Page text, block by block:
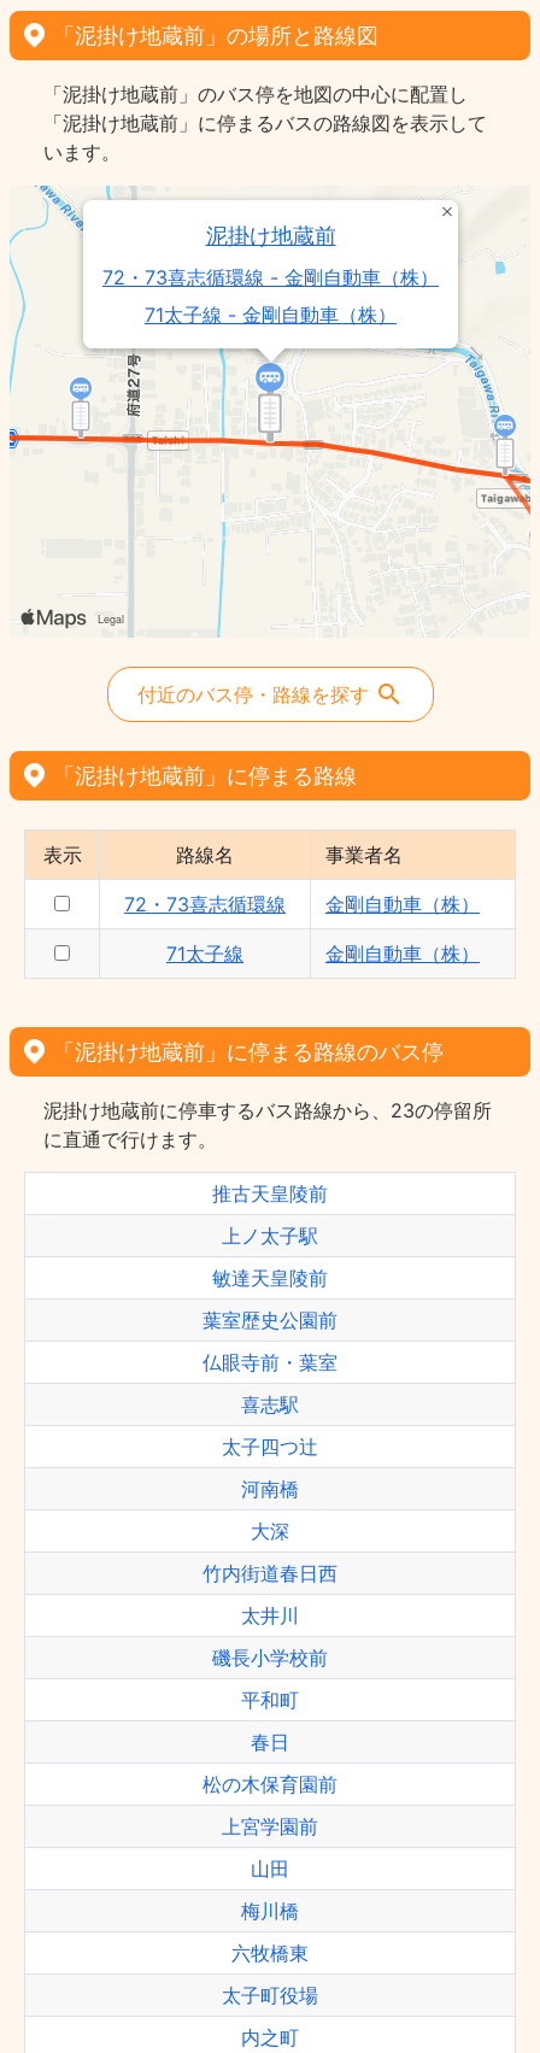
「泥掛け地蔵前」の場所と路線図
「泥掛け地蔵前」のバス停を地図の中心に配置し
「泥掛け地蔵前」に停まるバスの路線図を表示して
います。
泥掛け地蔵前
72・73喜志循環線 - 金剛自動車（株）
71太子線 - 金剛自動車（株）
付近のバス停・路線を探す
「泥掛け地蔵前」に停まる路線
表示 路線名 事業者名
72・73喜志循環線 金剛自動車（株）
71太子線 金剛自動車（株）
「泥掛け地蔵前」に停まる路線のバス停
泥掛け地蔵前に停車するバス路線から、23の停留所
に直通で行けます。
推古天皇陵前
上ノ太子駅
敏達天皇陵前
葉室歴史公園前
仏眼寺前・葉室
喜志駅
太子四つ辻
河南橋
大深
竹内街道春日西
太井川
磯長小学校前
平和町
春日
松の木保育園前
上宮学園前
山田
梅川橋
六牧橋東
太子町役場
内之町